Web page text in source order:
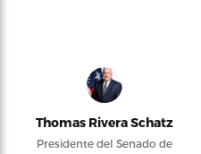
Thomas Rivera Schatz
Presidente del Senado de